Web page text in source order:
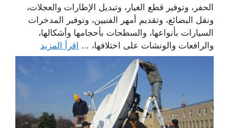
الحفر، وتوفير قطع الغيار، وتبديل الإطارات والعجلات،
ونقل البضائع، وتقديم أمهر الفنيين، وتوفير المدخرات
السيارات بأنواعها، والسطحات بأحجامها وأشكالها،
والرافعات والونشات على اختلافها، ... اقرأ المزيد